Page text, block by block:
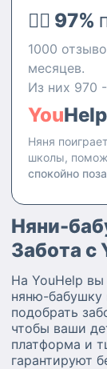
👍🏻 97%
1000
месяцев.
Из них 970
YouHelp
Няня
школы,
спокойно
Няни-
Забота с
На YouHelp вы
няню-бабушку
подобрать
чтобы ваши
платформа и
гарантируют